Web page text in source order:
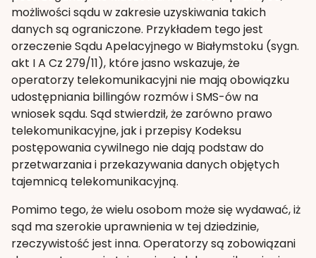
możliwości sądu w zakresie uzyskiwania takich
danych są ograniczone. Przykładem tego jest
orzeczenie Sądu Apelacyjnego w Białymstoku (sygn.
akt I A Cz 279/11), które jasno wskazuje, że
operatorzy telekomunikacyjni nie mają obowiązku
udostępniania billingów rozmów i SMS-ów na
wniosek sądu. Sąd stwierdził, że zarówno prawo
telekomunikacyjne, jak i przepisy Kodeksu
postępowania cywilnego nie dają podstaw do
przetwarzania i przekazywania danych objętych
tajemnicą telekomunikacyjną.
Pomimo tego, że wielu osobom może się wydawać, iż
sąd ma szerokie uprawnienia w tej dziedzinie,
rzeczywistość jest inna. Operatorzy są zobowiązani